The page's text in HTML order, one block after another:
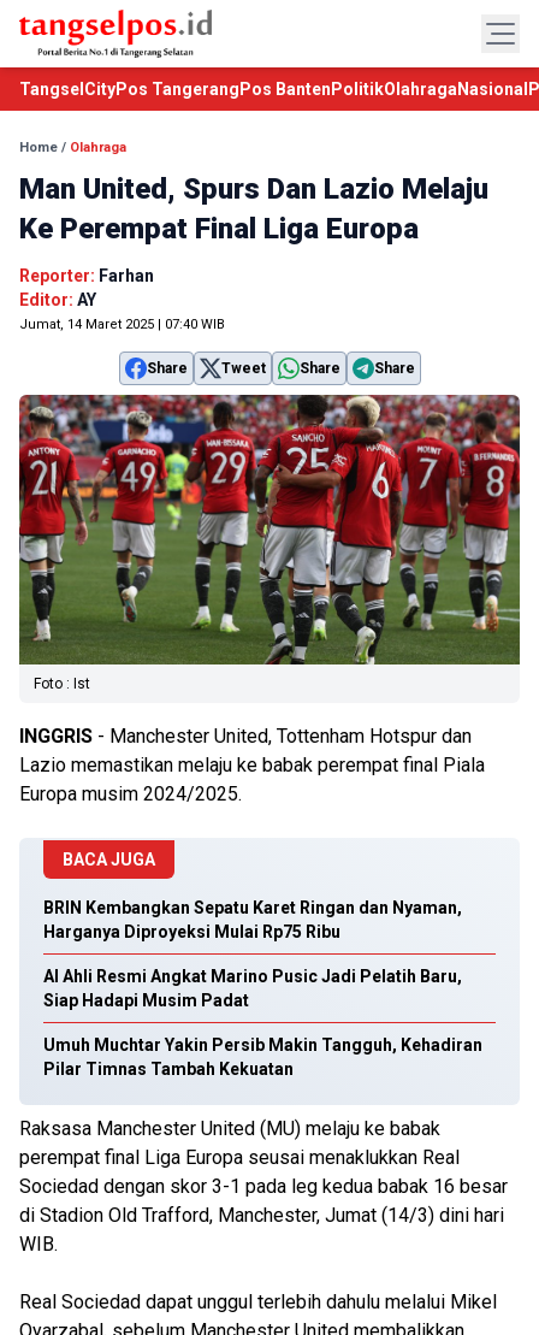
TangselCityPos Tangerang Pos Banten PolitikOlahraga Nasional
Home / Olahraga
Man United, Spurs Dan Lazio Melaju
Ke Perempat Final Liga Europa
Reporter: Farhan
Editor: AY
Jumat, 14 Maret 2025 | 07:40 WIB
Share Tweet Share Share
Foto : Ist
INGGRIS - Manchester United, Tottenham Hotspur dan
Lazio memastikan melaju ke babak perempat final Piala
Europa musim 2024/2025.
BACA JUGA
BRIN Kembangkan Sepatu Karet Ringan dan Nyaman,
Harganya Diproyeksi Mulai Rp75 Ribu
Al Ahli Resmi Angkat Marino Pusic Jadi Pelatih Baru,
Siap Hadapi Musim Padat
Umuh Muchtar Yakin Persib Makin Tangguh, Kehadiran
Pilar Timnas Tambah Kekuatan
Raksasa Manchester United (MU) melaju ke babak
perempat final Liga Europa seusai menaklukkan Real
Sociedad dengan skor 3-1 pada leg kedua babak 16 besar
di Stadion Old Trafford, Manchester, Jumat (14/3) dini hari
WIB.
Real Sociedad dapat unggul terlebih dahulu melalui Mikel